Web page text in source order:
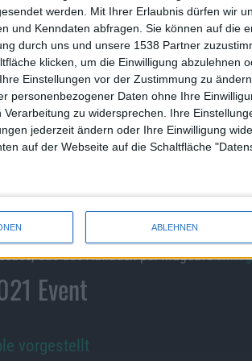
werden.
Mit Ihrer Erlaubnis dürfen wir
und Kenndaten abfragen. Sie können auf die
durch uns und unsere 1538 Partner
klicken, um die Einwilligung abzulehnen
Einstellungen vor der Zustimmung zu ändern.
personenbezogener Daten ohne Ihre
Verarbeitung zu widersprechen. Ihre
jederzeit ändern oder Ihre Einwilligung
auf der Webseite auf die Schaltfläche
ABLEHNEN
erhöht. Dies ist eine Stunde mehr
unterstützt, insgesamt 30 Stunden
Wiedergabe.
können Nutzer die neuen AirPods
iPhone 5s oder dem iPod touch der 6.
mini 2 und 3.
Ausgeliefert werden sie dann am 26.
Euro. Dem gegenüber kosten die
das das Aufladen per MagSafe
Event
vorgestellt